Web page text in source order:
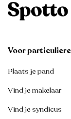
Voor
Plaats je pand
Vind je makelaar
Vind je syndicus